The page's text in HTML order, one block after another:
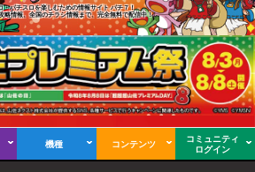
・パチスロを楽しむための情報サイト パチ７！
略情報、全国のチラシ情報まで、完全無料で配信中！
機種 コンテンツ
コミュニティ
ログイン